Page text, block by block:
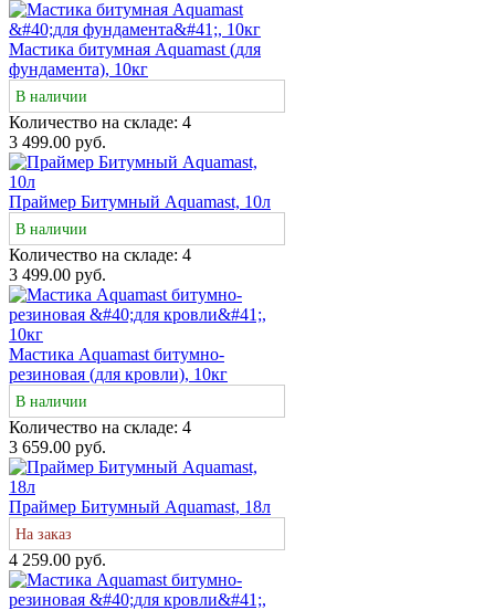
Мастика битумная Aquamast (для
фундамента), 10кг
В наличии
Количество на складе: 4
3 499.00 руб.
Праймер Битумный Aquamast, 10л
В наличии
Количество на складе: 4
3 499.00 руб.
Мастика Aquamast битумно-
резиновая (для кровли), 10кг
В наличии
Количество на складе: 4
3 659.00 руб.
Праймер Битумный Aquamast, 18л
На заказ
4 259.00 руб.